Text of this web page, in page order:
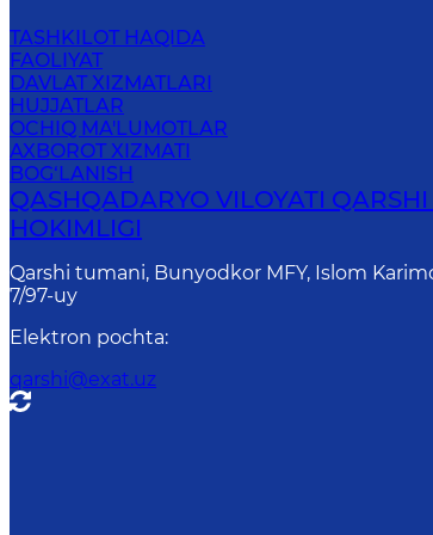
TASHKILOT HAQIDA
FAOLIYAT
DAVLAT XIZMATLARI
HUJJATLAR
OCHIQ MA'LUMOTLAR
AXBOROT XIZMATI
BOG‘LANISH
QASHQADARYO VILOYATI
HOKIMLIGI
Qarshi tumani, Bunyodkor MFY, Islom
7/97-uy
Elektron pochta:
qarshi@exat.uz